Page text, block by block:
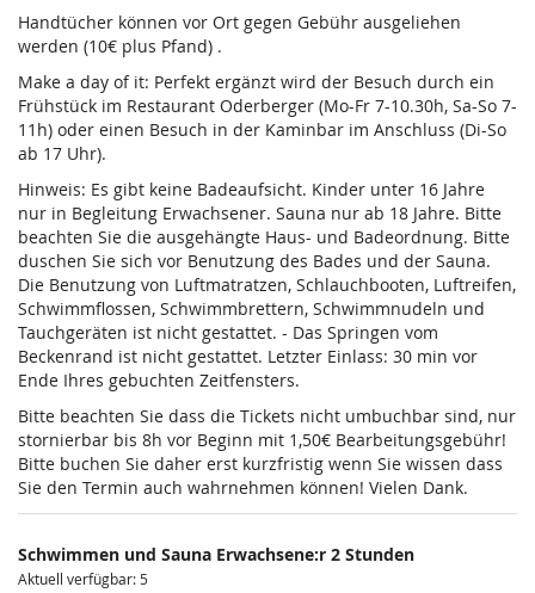
Handtücher können vor Ort gegen Gebühr ausgeliehen
werden (10€ plus Pfand) .
Make a day of it: Perfekt ergänzt wird der Besuch durch ein
Frühstück im Restaurant Oderberger (Mo-Fr 7-10.30h, Sa-So 7-
11h) oder einen Besuch in der Kaminbar im Anschluss (Di-So
ab 17 Uhr).
Hinweis: Es gibt keine Badeaufsicht. Kinder unter 16 Jahre
nur in Begleitung Erwachsener. Sauna nur ab 18 Jahre. Bitte
beachten Sie die ausgehängte Haus- und Badeordnung. Bitte
duschen Sie sich vor Benutzung des Bades und der Sauna.
Die Benutzung von Luftmatratzen, Schlauchbooten, Luftreifen,
Schwimmflossen, Schwimmbrettern, Schwimmnudeln und
Tauchgeräten ist nicht gestattet. - Das Springen vom
Beckenrand ist nicht gestattet. Letzter Einlass: 30 min vor
Ende Ihres gebuchten Zeitfensters.
Bitte beachten Sie dass die Tickets nicht umbuchbar sind, nur
stornierbar bis 8h vor Beginn mit 1,50€ Bearbeitungsgebühr!
Bitte buchen Sie daher erst kurzfristig wenn Sie wissen dass
Sie den Termin auch wahrnehmen können! Vielen Dank.
Schwimmen und Sauna Erwachsene:r 2 Stunden
Aktuell verfügbar: 5